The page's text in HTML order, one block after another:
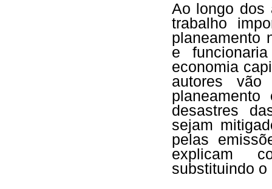
Ao longo dos
trabalho
planeamento
e
economia
autores
desastres
sejam
pelas
explicam
substituindo o